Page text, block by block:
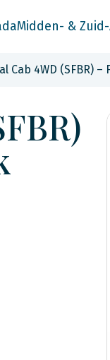
Midden- &
Cab 4WD (SFBR)